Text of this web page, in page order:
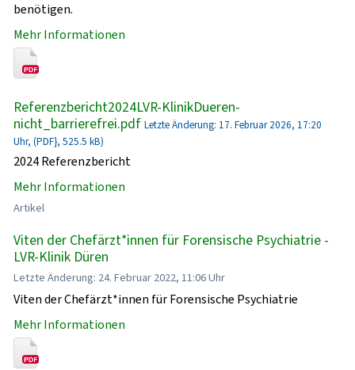
benötigen.
Mehr Informationen
Referenzbericht2024LVR-KlinikDueren-
nicht_barrierefrei.pdf Letzte Änderung: 17. Februar 2026, 17:20
Uhr, (PDF}, 525.5 kB)
2024 Referenzbericht
Mehr Informationen
Artikel
Viten der Chefärzt*innen für Forensische Psychiatrie -
LVR-Klinik Düren
Letzte Änderung: 24. Februar 2022, 11:06 Uhr
Viten der Chefärzt*innen für Forensische Psychiatrie
Mehr Informationen